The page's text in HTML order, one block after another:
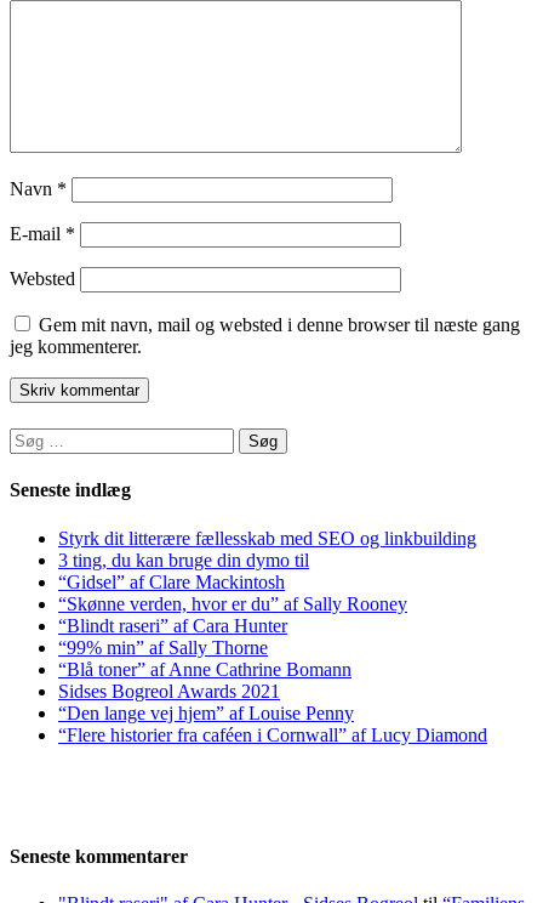
Navn *
E-mail *
Websted
Gem mit navn, mail og websted i denne browser til næste gang
jeg kommenterer.
Søg
efter:
Seneste indlæg
Styrk dit litterære fællesskab med SEO og linkbuilding
3 ting, du kan bruge din dymo til
“Gidsel” af Clare Mackintosh
“Skønne verden, hvor er du” af Sally Rooney
“Blindt raseri” af Cara Hunter
“99% min” af Sally Thorne
“Blå toner” af Anne Cathrine Bomann
Sidses Bogreol Awards 2021
“Den lange vej hjem” af Louise Penny
“Flere historier fra caféen i Cornwall” af Lucy Diamond
Seneste kommentarer